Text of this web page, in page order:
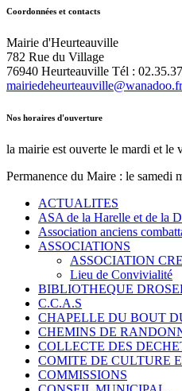
Coordonnées et contacts
Mairie d'Heurteauville
782 Rue du Village
76940 Heurteauville Tél :
mairiedeheurteauville@wanadoo.fr
Nos horaires d'ouverture
la mairie est ouverte le mardi et le
Permanence du Maire : le samedi
ACTUALITES
ASA de la Harelle et de la
Association anciens
ASSOCIATIONS
ASSOCIATION
Lieu de Convivialité
BIBLIOTHEQUE
C.C.A.S
CHAPELLE DU BOUT
CHEMINS DE
COLLECTE DES
COMITE DE CULTURE
COMMISSIONS